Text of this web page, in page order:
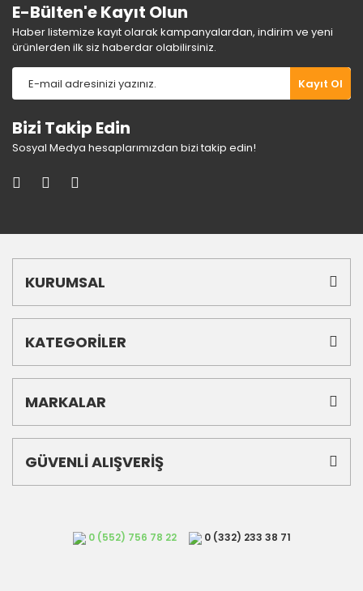
E-Bülten'e Kayıt Olun
Haber listemize kayıt olarak kampanyalardan, indirim ve yeni
ürünlerden ilk siz haberdar olabilirsiniz.
Kayıt Ol
Bizi Takip Edin
Sosyal Medya hesaplarımızdan bizi takip edin!
KURUMSAL
KATEGORİLER
MARKALAR
GÜVENLİ ALIŞVERİŞ
0 (552) 756 78 22 0 (332) 233 38 71